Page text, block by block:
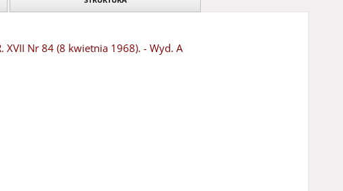
XVII Nr 84 (8 kwietnia 1968). - Wyd. A